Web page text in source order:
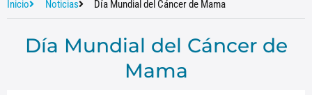
Inicio Noticias Día Mundial del Cáncer de Mama
Día Mundial del Cáncer de
Mama